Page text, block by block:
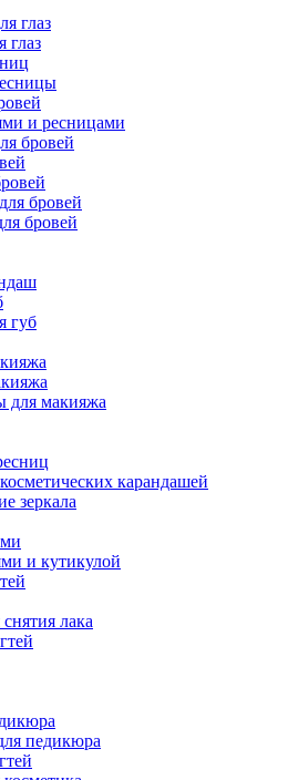
глаз
глаз
и ресницами
бровей
бровей
бровей
губ
для макияжа
карандашей
зеркала
и кутикулой
лака
педикюра